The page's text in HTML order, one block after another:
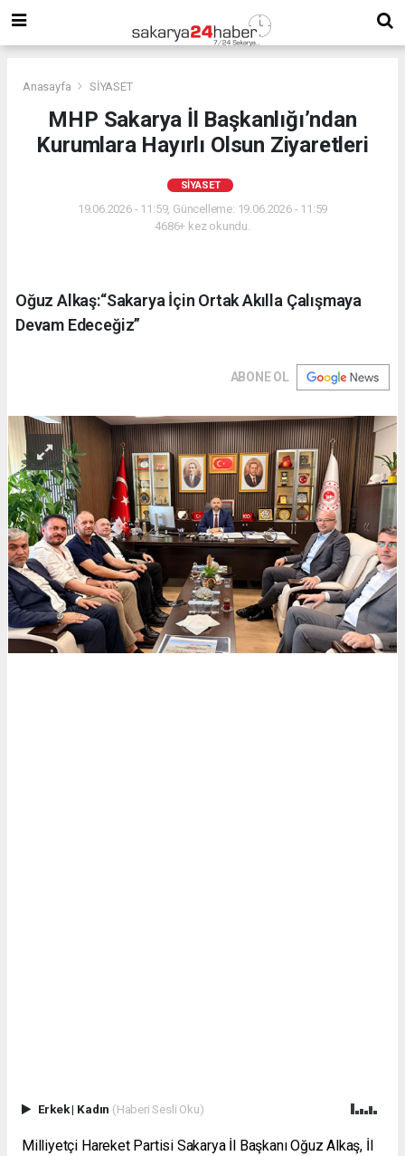
Anasayfa SİYASET
MHP Sakarya İl Başkanlığı’ndan
Kurumlara Hayırlı Olsun Ziyaretleri
SİYASET
19.06.2026 - 11:59, Güncelleme: 19.06.2026 - 11:59
4686+ kez okundu.
Oğuz Alkaş:“Sakarya İçin Ortak Akılla Çalışmaya
Devam Edeceğiz”
ABONE OL
Erkek| Kadın (Haberi Sesli Oku)
Milliyetçi Hareket Partisi Sakarya İl Başkanı Oğuz Alkaş, İl